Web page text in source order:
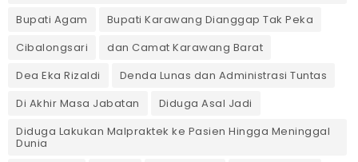
Bupati Agam
Bupati Karawang Dianggap Tak Peka
Cibalongsari
dan Camat Karawang Barat
Dea Eka Rizaldi
Denda Lunas dan Administrasi Tuntas
‎Di Akhir Masa Jabatan
Diduga Asal Jadi
Diduga Lakukan Malpraktek ke Pasien Hingga Meninggal
Dunia